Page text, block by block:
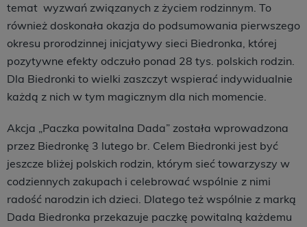
temat wyzwań związanych z życiem rodzinnym. To
również doskonała okazja do podsumowania pierwszego
okresu prorodzinnej inicjatywy sieci Biedronka, której
pozytywne efekty odczuło ponad 28 tys. polskich rodzin.
Dla Biedronki to wielki zaszczyt wspierać indywidualnie
każdą z nich w tym magicznym dla nich momencie.
Akcja „Paczka powitalna Dada” została wprowadzona
przez Biedronkę 3 lutego br. Celem Biedronki jest być
jeszcze bliżej polskich rodzin, którym sieć towarzyszy w
codziennych zakupach i celebrować wspólnie z nimi
radość narodzin ich dzieci. Dlatego też wspólnie z marką
Dada Biedronka przekazuje paczkę powitalną każdemu